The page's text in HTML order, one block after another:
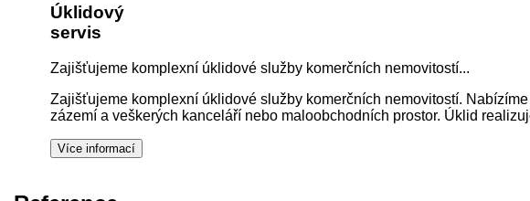
Úklidový
servis
Zajišťujeme komplexní úklidové služby komerčních nemovitostí...
Zajišťujeme komplexní úklidové služby komerčních nemovitostí.
zázemí a veškerých kanceláří nebo maloobchodních prostor. Úklid